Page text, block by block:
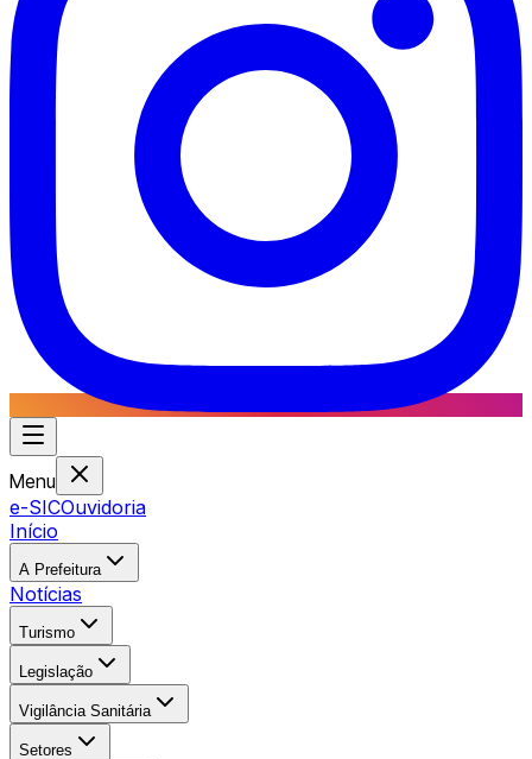
Menu
e-SICOuvidoria
Início
A Prefeitura
Notícias
Turismo
Legislação
Vigilância Sanitária
Setores